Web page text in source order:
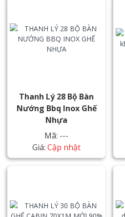
Thanh Lý 28 Bộ Bàn
Nướng Bbq Inox Ghế
Nhựa
Mã: ---
Giá: Cập nhật